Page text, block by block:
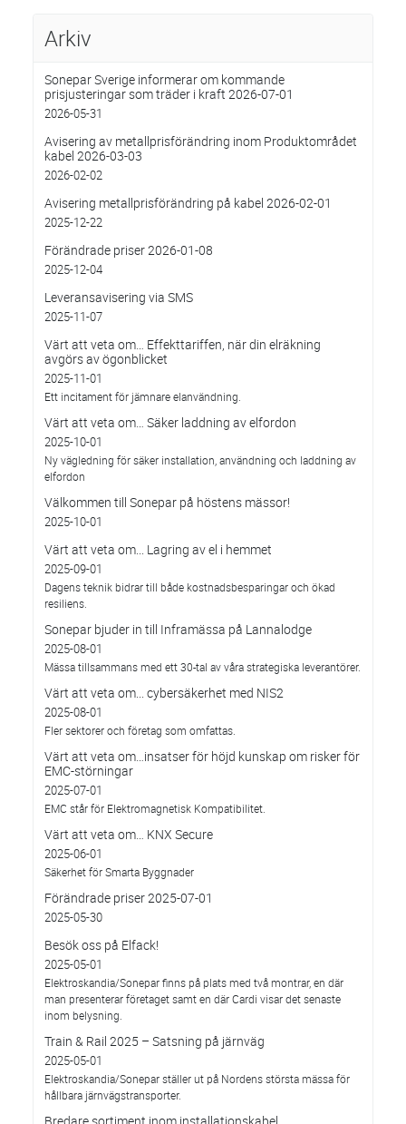
Arkiv
Sonepar Sverige informerar om kommande
prisjusteringar som träder i kraft 2026-07-01
2026-05-31
Avisering av metallprisförändring inom Produktområdet
kabel 2026-03-03
2026-02-02
Avisering metallprisförändring på kabel 2026-02-01
2025-12-22
Förändrade priser 2026-01-08
2025-12-04
Leveransavisering via SMS
2025-11-07
Värt att veta om… Effekttariffen, när din elräkning
avgörs av ögonblicket
2025-11-01
Ett incitament för jämnare elanvändning.
Värt att veta om… Säker laddning av elfordon
2025-10-01
Ny vägledning för säker installation, användning och laddning av
elfordon
Välkommen till Sonepar på höstens mässor!
2025-10-01
Värt att veta om... Lagring av el i hemmet
2025-09-01
Dagens teknik bidrar till både kostnadsbesparingar och ökad
resiliens.
Sonepar bjuder in till Inframässa på Lannalodge
2025-08-01
Mässa tillsammans med ett 30-tal av våra strategiska leverantörer.
Värt att veta om... cybersäkerhet med NIS2
2025-08-01
Fler sektorer och företag som omfattas.
Värt att veta om…insatser för höjd kunskap om risker för
EMC-störningar
2025-07-01
EMC står för Elektromagnetisk Kompatibilitet.
Värt att veta om… KNX Secure
2025-06-01
Säkerhet för Smarta Byggnader
Förändrade priser 2025-07-01
2025-05-30
Besök oss på Elfack!
2025-05-01
Elektroskandia/Sonepar finns på plats med två montrar, en där
man presenterar företaget samt en där Cardi visar det senaste
inom belysning.
Train & Rail 2025 – Satsning på järnväg
2025-05-01
Elektroskandia/Sonepar ställer ut på Nordens största mässa för
hållbara järnvägstransporter.